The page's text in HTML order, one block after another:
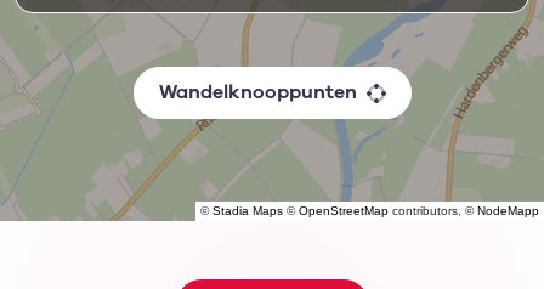
©Stadia Maps ©OpenStreetMap contributors, ©NodeMapp
Wandelknooppunten